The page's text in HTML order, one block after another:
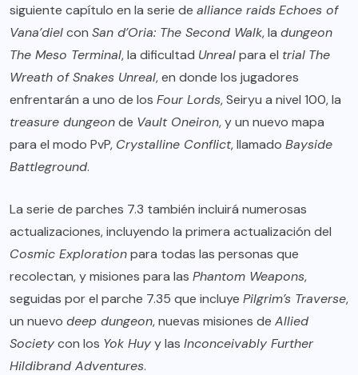
siguiente capítulo en la serie de alliance raidsEchoes of
Vana’dielcon San d’Oria: The Second Walk, la dungeon
The Meso Terminal, la dificultad Unrealpara el trial The
Wreath of Snakes Unreal, en donde los jugadores
enfrentarán a uno de los Four Lords, Seiryu a nivel 100, la
treasure dungeonde Vault Oneiron, y un nuevo mapa
para el modo PvP, Crystalline Conflict, llamado Bayside
Battleground.
La serie de parches 7.3 también incluirá numerosas
actualizaciones, incluyendo la primera actualización del
Cosmic Explorationpara todas las personas que
recolectan, y misiones para las Phantom Weapons,
seguidas por el parche 7.35 que incluye Pilgrim’s Traverse,
un nuevo deep dungeon, nuevas misiones de Allied
Societycon los Yok Huyy las Inconceivably Further
Hildibrand Adventures.